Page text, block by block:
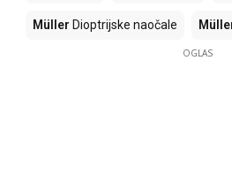
Müller Dioptrijske naočale
OGLAS